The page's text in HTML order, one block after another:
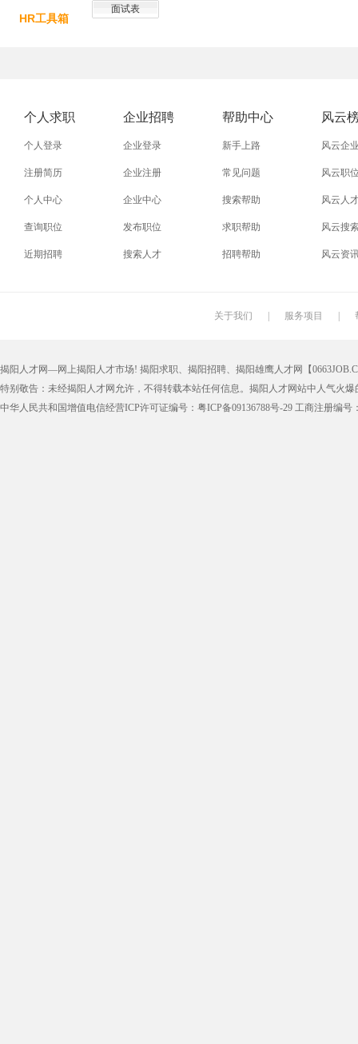
HR工具箱
面试表
个人求职
个人登录
注册简历
个人中心
查询职位
近期招聘
企业招聘
企业登录
企业注册
企业中心
发布职位
搜索人才
帮助中心
新手上路
常见问题
搜索帮助
求职帮助
招聘帮助
风云
风云企
风云职
风云人
风云搜
风云资
关于我们 服务项目
揭阳人才网—网上揭阳人才市场! 揭阳求职、揭阳招聘、揭阳雄鹰人才网【
特别敬告：未经揭阳人才网允许，不得转载本站任何信息。揭阳人才网站中人气火
中华人民共和国增值电信经营ICP许可证编号：粤ICP备09136788号-29 工商注册编号